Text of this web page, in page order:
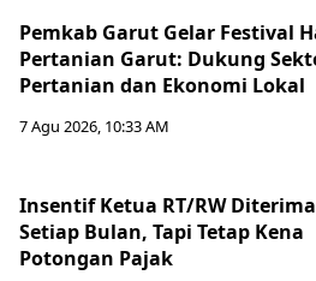
Pemkab Garut Gelar Festival
Pertanian Garut: Dukung
Pertanian dan Ekonomi Lokal
7 Agu 2026, 10:33 AM
Insentif Ketua RT/RW Diterima
Setiap Bulan, Tapi Tetap Kena
Potongan Pajak